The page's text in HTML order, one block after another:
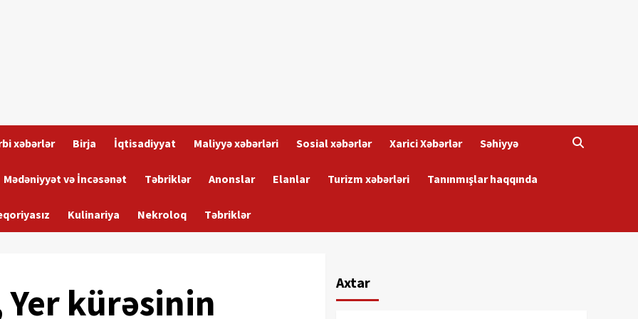
xəbərlər Birja İqtisadiyyat Maliyyə xəbərləri Sosial xəbərlər Xarici Xəbərlər Səhiyyə
Mədəniyyət və İncəsənət Təbriklər Anonslar Elanlar Turizm xəbərləri Tanınmışlar haqqında
Kulinariya Nekroloq Təbriklər
kürəsinin
Axtar